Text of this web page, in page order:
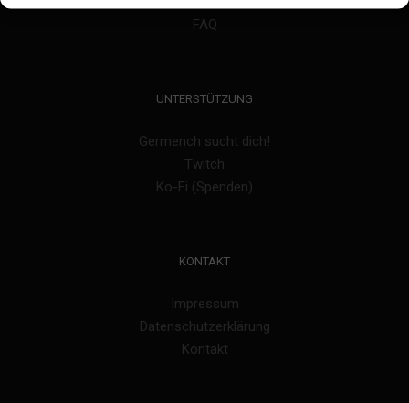
FAQ
UNTERSTÜTZUNG
Germench sucht dich!
Twitch
Ko-Fi (Spenden)
KONTAKT
Impressum
Datenschutzerklärung
Kontakt